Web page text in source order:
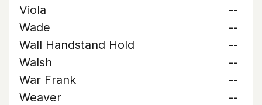
Viola
--
Wade
--
Wall Handstand Hold
--
Walsh
--
War Frank
--
Weaver
--